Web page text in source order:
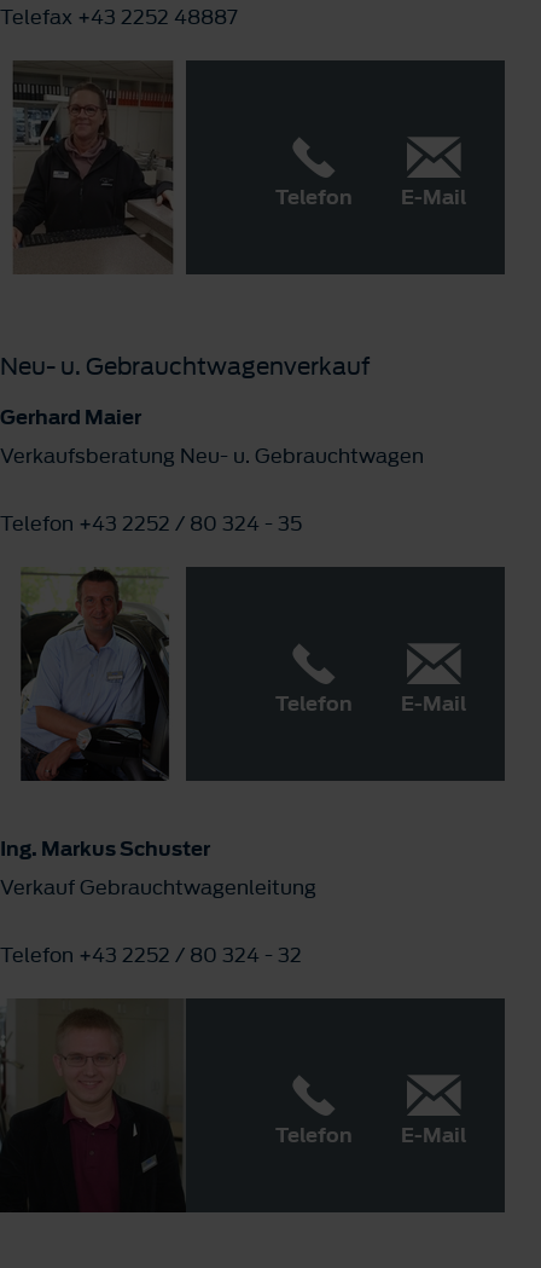
Telefax +43 2252 48887
Telefon E-Mail
Neu- u. Gebrauchtwagenverkauf
Gerhard Maier
Verkaufsberatung Neu- u. Gebrauchtwagen
Telefon +43 2252 / 80 324 - 35
Telefon E-Mail
Ing. Markus Schuster
Verkauf Gebrauchtwagenleitung
Telefon +43 2252 / 80 324 - 32
Telefon E-Mail